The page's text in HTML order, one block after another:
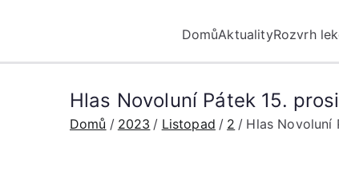
DomůAktualityRozvrh
Hlas Novoluní Pátek 15.
Domů 2023 Listopad 2 Hlas Novoluní